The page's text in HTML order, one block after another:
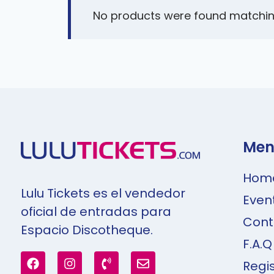
No products were found
Lulu Tickets es el vendedor
oficial de entradas para
Espacio Discotheque.
F.A.Q